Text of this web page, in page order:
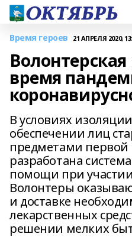
Время героев 21 АПРЕЛЯ 2020,
время
В условиях
обеспечении лиц
предметами первой
разработана
помощи при
Волонтеры
и доставке
лекарственных
решении мелких